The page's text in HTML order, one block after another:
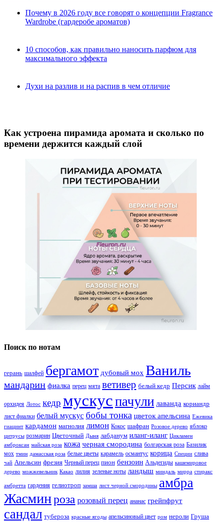
Почему в 2026 году все говорят о концепции Fragrance
Wardrobe (гардеробе ароматов)
10 способов, как правильно наносить парфюм для
максимального эффекта
Духи на разлив и на распив в чем отличие
Как устроена пирамида аромата и сколько по
времени держится каждый слой
Поиск по нотам
герань шалфей бергамот дубовый мох Ваниль
мандарин фиалка перец мята ветивер белый кедр Персик лайм
орхидея Лотос кедр мускуспачули лаванда кориандр
лист фиалки белый мускус бобы тонка цветок апельсина Ежевика
гиацинт кардамон магнолия лимон Кокос шафран Розовое дерево яблоко
цитрусы розмарин Цветочный Дыня лабданум иланг-иланг Цикламен
амброксан майская роза кожа черная смородина болгарская роза Базилик
мох тмин дамасская роза белые цветы карамель османтус корица Специи слива
чай Апельсин фрезия Черный перец пион бензоин Альдегиды кашемировое
дерево можжевельник Какао лилия зеленые ноты ландыш миндаль мирра стиракс
амбретта гардения гелиотроп замша лист черной смородины амбра
Жасминроза розовый перец ананас грейпфрут
сандал тубероза красные ягоды апельсиновый цвет ром нероли Груша